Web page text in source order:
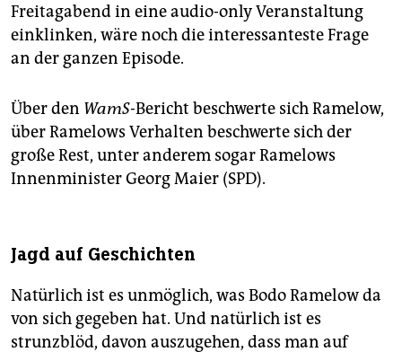
Freitagabend in eine audio-only Veranstaltung
einklinken, wäre noch die interessanteste Frage
an der ganzen Episode.
Über den WamS-Bericht beschwerte sich Ramelow,
über Ramelows Verhalten beschwerte sich der
große Rest, unter anderem sogar Ramelows
Innenminister Georg Maier (SPD).
Jagd auf Geschichten
Natürlich ist es unmöglich, was Bodo Ramelow da
von sich gegeben hat. Und natürlich ist es
strunzblöd, davon auszugehen, dass man auf